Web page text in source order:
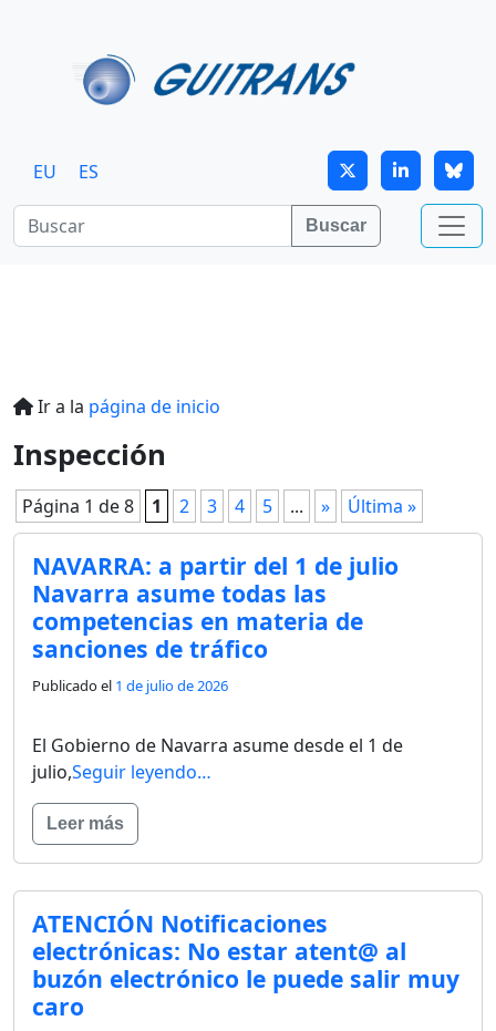
EU ES
Buscar
Ir a la página de inicio
Inspección
Página 1 de 8 1 2 3 4 5 ... » Última »
NAVARRA: a partir del 1 de julio
Navarra asume todas las
competencias en materia de
sanciones de tráfico
Publicado el 1 de julio de 2026
El Gobierno de Navarra asume desde el 1 de
julio,Seguir leyendo…
Leer más
ATENCIÓN Notificaciones
electrónicas: No estar atent@ al
buzón electrónico le puede salir muy
caro